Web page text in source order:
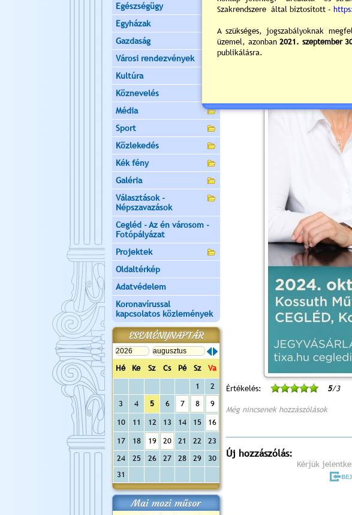
Egészségügy
Egyházak
Gazdaság
Városi rendezvények
Kultúra
Köznevelés
Média
Sport
Közlekedés
Kék fény
Galéria
Választások -
Népszavazások
Cegléd - Az én városom -
Fotópályázat
Projektek
Oldaltérkép
Adatvédelem
Koronavírussal
kapcsolatos közlemények
ESEMÉNYNAPTÁR
Hé Ke Sz Cs Pé Sz
Va
1
2
3
4 5 6 7 8 9
10 11 12 13 14 15 16
17 18 19 20 21 22
23
24
25 26 27 28 29
30
31
Mai mozi műsor
Értékelés: 5/3
Még nincsenek hozzászólások
Új hozzászólás:
Kérjük